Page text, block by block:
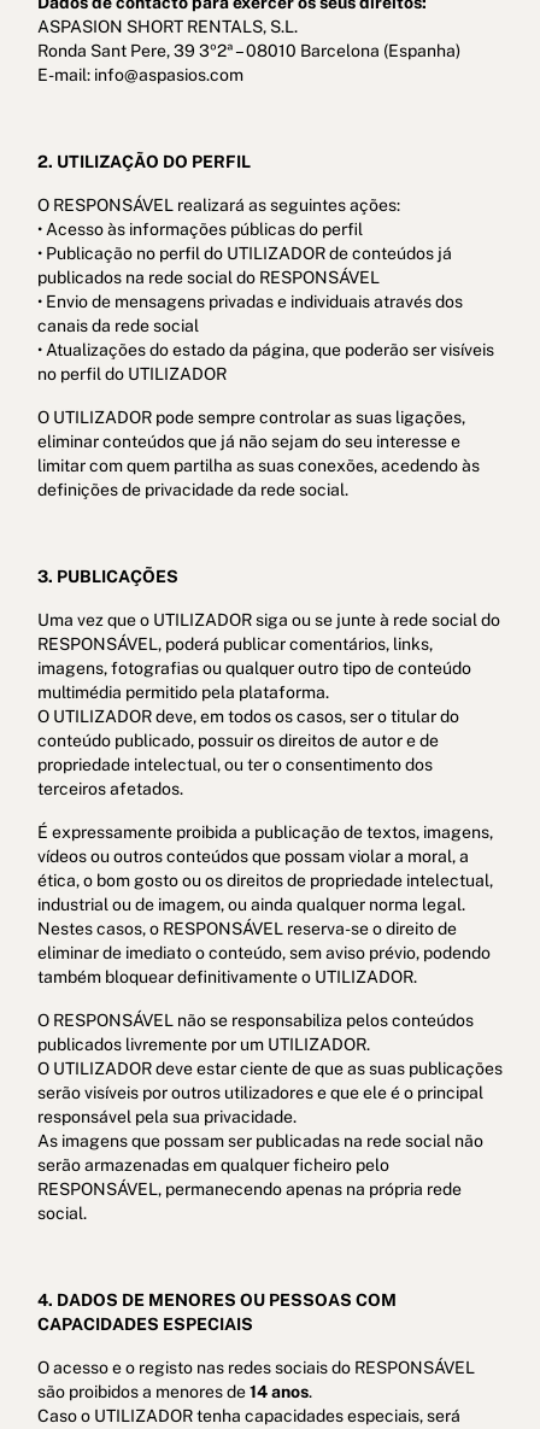
ASPASION SHORT RENTALS, S.L.
Ronda Sant Pere, 39 3º2ª – 08010 Barcelona (Espanha)
E-mail: info@aspasios.com
2. UTILIZAÇÃO DO PERFIL
O RESPONSÁVEL realizará as seguintes ações:
• Acesso às informações públicas do perfil
• Publicação no perfil do UTILIZADOR de conteúdos já
publicados na rede social do RESPONSÁVEL
• Envio de mensagens privadas e individuais através dos
canais da rede social
• Atualizações do estado da página, que poderão ser visíveis
no perfil do UTILIZADOR
O UTILIZADOR pode sempre controlar as suas ligações,
eliminar conteúdos que já não sejam do seu interesse e
limitar com quem partilha as suas conexões, acedendo às
definições de privacidade da rede social.
3. PUBLICAÇÕES
Uma vez que o UTILIZADOR siga ou se junte à rede social do
RESPONSÁVEL, poderá publicar comentários, links,
imagens, fotografias ou qualquer outro tipo de conteúdo
multimédia permitido pela plataforma.
O UTILIZADOR deve, em todos os casos, ser o titular do
conteúdo publicado, possuir os direitos de autor e de
propriedade intelectual, ou ter o consentimento dos
terceiros afetados.
É expressamente proibida a publicação de textos, imagens,
vídeos ou outros conteúdos que possam violar a moral, a
ética, o bom gosto ou os direitos de propriedade intelectual,
industrial ou de imagem, ou ainda qualquer norma legal.
Nestes casos, o RESPONSÁVEL reserva-se o direito de
eliminar de imediato o conteúdo, sem aviso prévio, podendo
também bloquear definitivamente o UTILIZADOR.
O RESPONSÁVEL não se responsabiliza pelos conteúdos
publicados livremente por um UTILIZADOR.
O UTILIZADOR deve estar ciente de que as suas publicações
serão visíveis por outros utilizadores e que ele é o principal
responsável pela sua privacidade.
As imagens que possam ser publicadas na rede social não
serão armazenadas em qualquer ficheiro pelo
RESPONSÁVEL, permanecendo apenas na própria rede
social.
4. DADOS DE MENORES OU PESSOAS COM
CAPACIDADES ESPECIAIS
O acesso e o registo nas redes sociais do RESPONSÁVEL
são proibidos a menores de14 anos.
Caso o UTILIZADOR tenha capacidades especiais, será